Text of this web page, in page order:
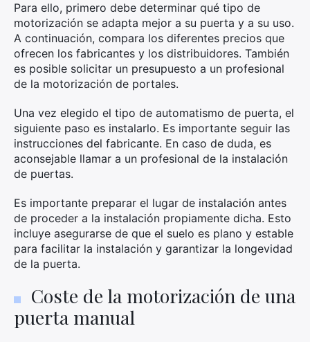
Para ello, primero debe determinar qué tipo de
motorización se adapta mejor a su puerta y a su uso.
A continuación, compara los diferentes precios que
ofrecen los fabricantes y los distribuidores. También
es posible solicitar un presupuesto a un profesional
de la motorización de portales.
Una vez elegido el tipo de automatismo de puerta, el
siguiente paso es instalarlo. Es importante seguir las
instrucciones del fabricante. En caso de duda, es
aconsejable llamar a un profesional de la instalación
de puertas.
Es importante preparar el lugar de instalación antes
de proceder a la instalación propiamente dicha. Esto
incluye asegurarse de que el suelo es plano y estable
para facilitar la instalación y garantizar la longevidad
de la puerta.
Coste de la motorización de una
puerta manual